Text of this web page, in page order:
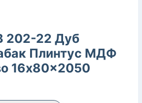
202-22 Дуб
Плинтус МДФ
16x80x2050